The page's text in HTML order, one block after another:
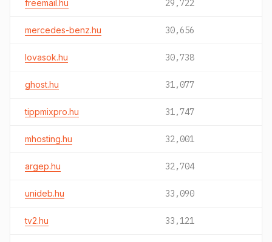
freemail.hu 29,722
mercedes-benz.hu 30,656
lovasok.hu 30,738
ghost.hu 31,077
tippmixpro.hu 31,747
mhosting.hu 32,001
argep.hu 32,704
unideb.hu 33,090
tv2.hu 33,121